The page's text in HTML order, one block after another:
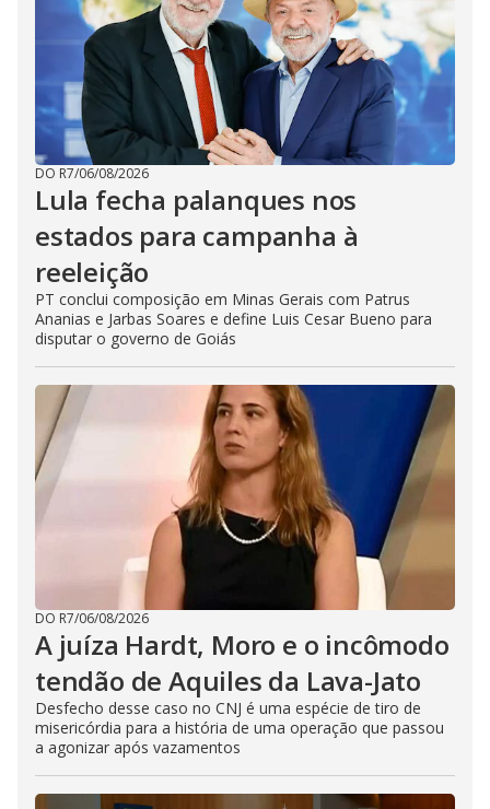
DO R7/06/08/2026
Lula fecha palanques nos
estados para campanha à
reeleição
PT conclui composição em Minas Gerais com Patrus
Ananias e Jarbas Soares e define Luis Cesar Bueno para
disputar o governo de Goiás
DO R7/06/08/2026
A juíza Hardt, Moro e o incômodo
tendão de Aquiles da Lava-Jato
Desfecho desse caso no CNJ é uma espécie de tiro de
misericórdia para a história de uma operação que passou
a agonizar após vazamentos